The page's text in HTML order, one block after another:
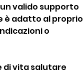
valido supporto
è adatto al proprio
o
di vita salutare